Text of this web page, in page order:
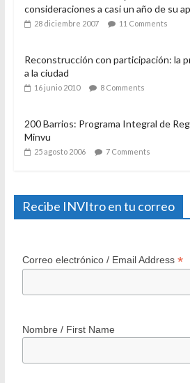
consideraciones a casi un año de su
28 diciembre 2007 11 Comments
Reconstrucción con participación: la
a la ciudad
16 junio 2010 8 Comments
200 Barrios: Programa Integral de
Minvu
25 agosto 2006 7 Comments
Recibe INVItro en tu correo
Correo electrónico / Email Address *
Nombre / First Name